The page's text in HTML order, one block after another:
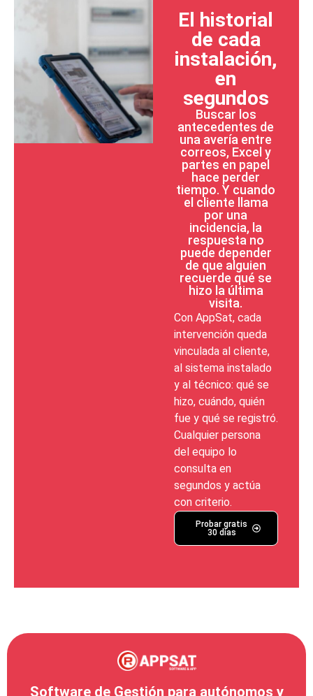
El historial
de cada
instalación,
en
segundos
Buscar los
antecedentes de
una avería entre
correos, Excel y
partes en papel
hace perder
tiempo. Y cuando
el cliente llama
por una
incidencia, la
respuesta no
puede depender
de que alguien
recuerde qué se
hizo la última
visita.
Con AppSat, cada
intervención queda
vinculada al cliente,
al sistema instalado
y al técnico: qué se
hizo, cuándo, quién
fue y qué se registró.
Cualquier persona
del equipo lo
consulta en
segundos y actúa
con criterio.
Probar gratis
30 días
Software de Gestión para autónomos y